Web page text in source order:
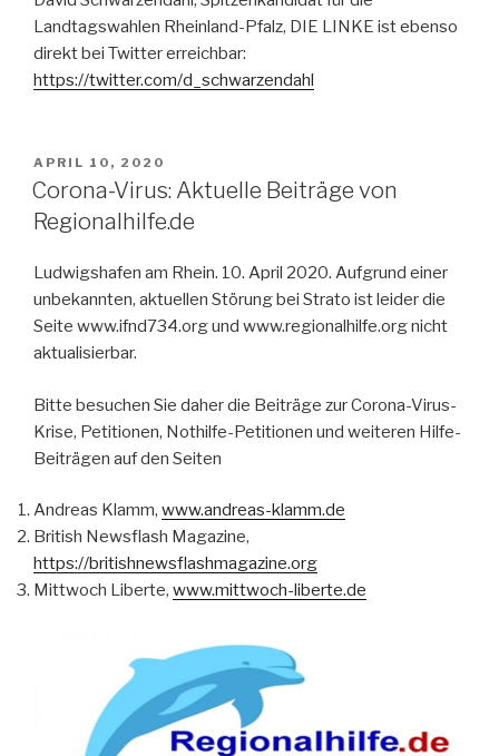
Landtagswahlen Rheinland-Pfalz, DIE LINKE ist ebenso
direkt bei Twitter erreichbar:
https://twitter.com/d_schwarzendahl
VERÖFFENTLICHT
AM
APRIL 10, 2020
Corona-Virus: Aktuelle Beiträge von
Regionalhilfe.de
Ludwigshafen am Rhein. 10. April 2020. Aufgrund einer
unbekannten, aktuellen Störung bei Strato ist leider die
Seite www.ifnd734.org und www.regionalhilfe.org nicht
aktualisierbar.
Bitte besuchen Sie daher die Beiträge zur Corona-Virus-
Krise, Petitionen, Nothilfe-Petitionen und weiteren Hilfe-
Beiträgen auf den Seiten
Andreas Klamm, www.andreas-klamm.de
British Newsflash Magazine,
https://britishnewsflashmagazine.org
Mittwoch Liberte, www.mittwoch-liberte.de